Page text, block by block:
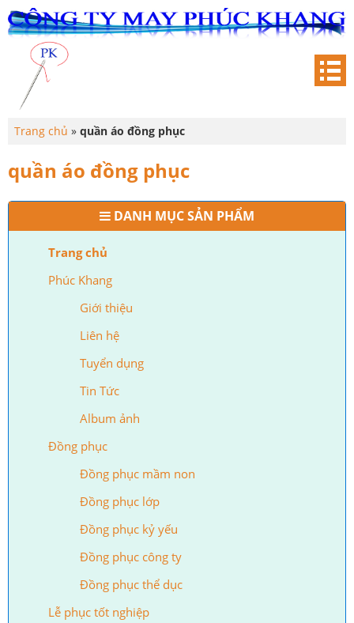
DANH MỤC SẢN PHẨM
Trang chủ
Phúc Khang
Giới thiệu
Liên hệ
Tuyển dụng
Tin Tức
Album ảnh
Đồng phục
Đồng phục mầm non
Đồng phục lớp
Đồng phục kỷ yếu
Đồng phục công ty
Đồng phục thể dục
Lễ phục tốt nghiệp
Trang chủ » quần áo đồng phục
quần áo đồng phục